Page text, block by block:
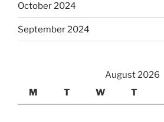
October 2024
September 2024
August 2026
M
T W T